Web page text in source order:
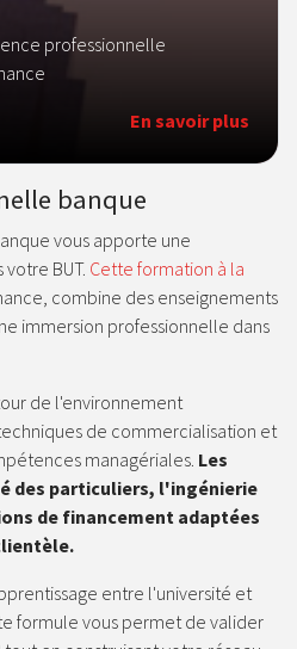
professionnelle
En savoir plus
banque
vous apporte une
BUT. Cette formation à la
combine des enseignements
immersion professionnelle dans
de l'environnement
de commercialisation et
managériales. Les
des particuliers, l'ingénierie
de financement adaptées
entre l'université et
formule vous permet de valider